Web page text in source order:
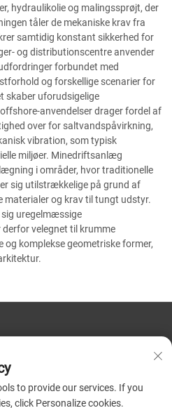
hydraulikolie og malingssprøjt, der
tåler de mekaniske krav fra
samtidig konstant sikkerhed for
og distributionscentre anvender
forbundet med
og forskellige scenarier for
skaber uforudsigelige
anvendelser drager fordel af
over for saltvandspåvirkning,
vibration, som typisk
miljøer. Minedriftsanlæg
i områder, hvor traditionelle
sig utilstrækkelige på grund af
materialer og krav til tungt udstyr.
uregelmæssige
velegnet til krumme
og komplekse geometriske former,
+86-13793890209
13793890209
to provide our services. If you
click Personalize cookies.